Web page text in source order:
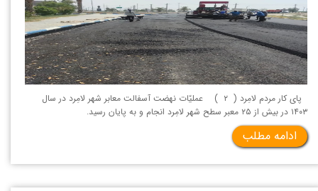
پای کار مردم لامِرد ( ۲ ) عملیّات نهضت آسفالت معابر شهر لامِرد در سال
۱۴۰۳ در بیش از ۲۵ معبر سطح شهر لامِرد انجام و به پایان رسید.
ادامه مطلب